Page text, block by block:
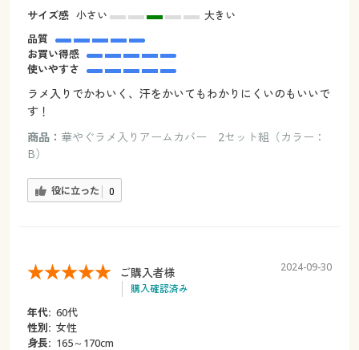
サイズ感 小さい
大きい
品質
お買い得感
使いやすさ
ラメ入りでかわいく、汗をかいてもわかりにくいのもいいで
す！
商品： 華やぐラメ入りアームカバー 2セット組（カラー：
B）
役に立った 0
ご購入者様
購入確認済み
2024-09-30
年代: 60代
性別: 女性
身長: 165～170cm